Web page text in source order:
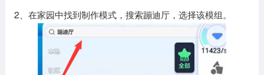
2、在家园中找到制作模式，搜索蹦迪厅，选择该模组。